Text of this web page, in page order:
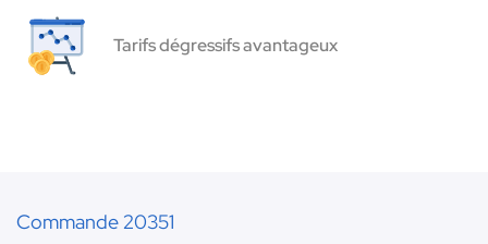
Tarifs dégressifs avantageux
Commande 20351